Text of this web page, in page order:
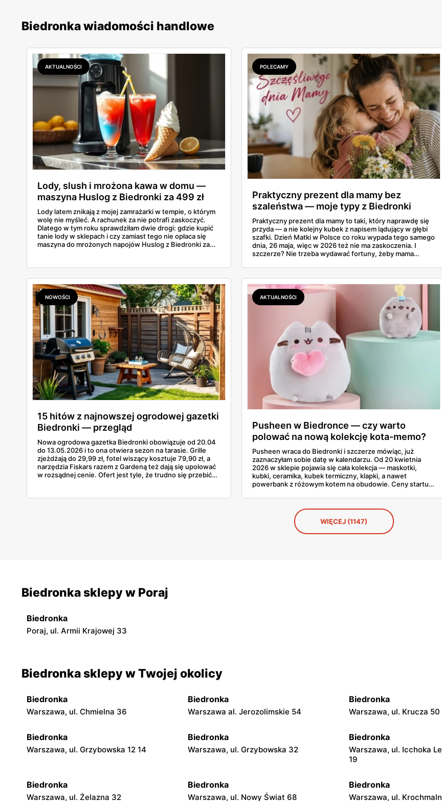
Biedronka wiadomości handlowe
AKTUALNOŚCI
Lody, slush i mrożona kawa w domu —
maszyna Huslog z Biedronki za 499 zł
Lody latem znikają z mojej zamrażarki w tempie, o którym
wolę nie myśleć. A rachunek za nie potrafi zaskoczyć.
Dlatego w tym roku sprawdziłam dwie drogi: gdzie kupić
tanie lody w sklepach i czy zamiast tego nie opłaca się
maszyna do mrożonych napojów Huslog z Biedronki za
Postanowiłam policzyć, kiedy naprawdę się to zwraca.
POLECAMY
Praktyczny prezent dla mamy bez
szaleństwa — moje typy z Biedronki
Praktyczny prezent dla mamy to taki, który naprawdę się
przyda — a nie kolejny kubek z napisem lądujący w głębi
szafki. Dzień Matki w Polsce co roku wypada tego samego
dnia, 26 maja, więc w 2026 też nie ma zaskoczenia. I
szczerze? Nie trzeba wydawać fortuny, żeby mama
ważną od 21 do 30 maja i wynotowałam to, co sama
wrzuciłabym do koszyka bez wahania: kosmetyki, perfumy
i drobiazgi, które kobiety faktycznie zużywają. Ceny
zaczynają się od kilkunastu złotych, a efekt bywa lepszy
niż niejeden droższy zestaw.
NOWOŚCI
15 hitów z najnowszej ogrodowej gazetki
Biedronki — przegląd
Nowa ogrodowa gazetka Biedronki obowiązuje od 20.04
do 13.05.2026 i to ona otwiera sezon na tarasie. Grille
zjeżdżają do 29,99 zł, fotel wiszący kosztuje 79,90 zł, a
narzędzia Fiskars razem z Gardeną też dają się upolować
w rozsądnej cenie. Ofert jest tyle, że trudno się przebić
grilla węglowego po gazowego Landmanna za 1199 zł. W
AKTUALNOŚCI
Pusheen w Biedronce — czy warto
polować na nową kolekcję kota-memo?
Pusheen wraca do Biedronki i szczerze mówiąc, już
zaznaczyłam sobie datę w kalendarzu. Od 20 kwietnia
2026 w sklepie pojawia się cała kolekcja — maskotki,
kubki, ceramika, kubek termiczny, klapki, a nawet
powerbank z różowym kotem na obudowie. Ceny startują
największą maskotkę. Sprawdziłam całą gazetkę stronę
po stronie, policzyłam produkty i porównałam ceny ze
Smykiem. Powiem szczerze, co warto łapać w pierwszej
kolejności, a co zostawić na później.
WIĘCEJ (1147)
Biedronka sklepy w Poraj
Biedronka
Poraj, ul. Armii Krajowej 33
Biedronka sklepy w Twojej okolicy
Biedronka
Warszawa, ul. Chmielna 36
Biedronka
Warszawa al. Jerozolimskie 54
Biedronka
Warszawa, ul. Krucza 50
Biedronka
Warszawa, ul. Grzybowska 12 14
Biedronka
Warszawa, ul. Grzybowska 32
Biedronka
Warszawa, ul. Icchoka
19
Biedronka
Warszawa, ul. Żelazna 32
Biedronka
Warszawa, ul. Nowy Świat 68
Biedronka
Warszawa, ul.